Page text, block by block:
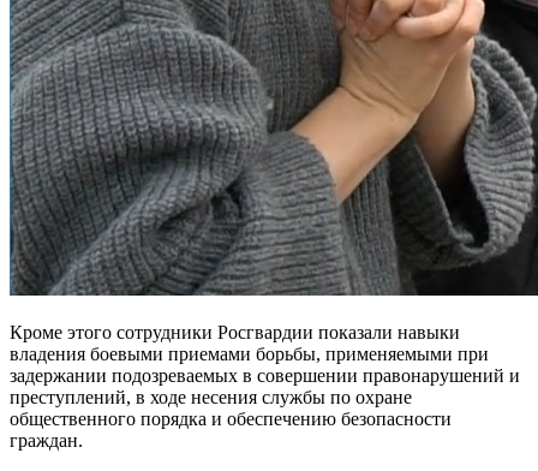
Кроме этого сотрудники Росгвардии показали навыки
владения боевыми приемами борьбы, применяемыми при
задержании подозреваемых в совершении правонарушений и
преступлений, в ходе несения службы по охране
общественного порядка и обеспечению безопасности
граждан.